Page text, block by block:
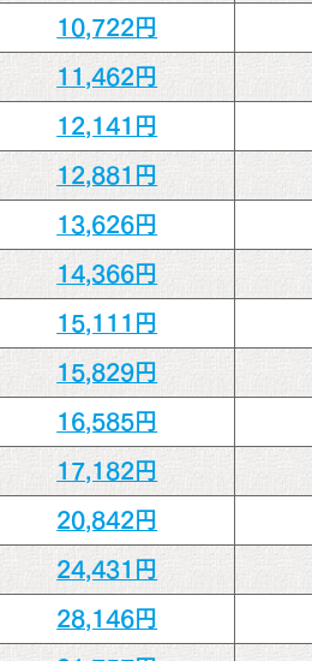
10,722円
11,462円
12,141円
12,881円
13,626円
14,366円
15,111円
15,829円
16,585円
17,182円
20,842円
24,431円
28,146円